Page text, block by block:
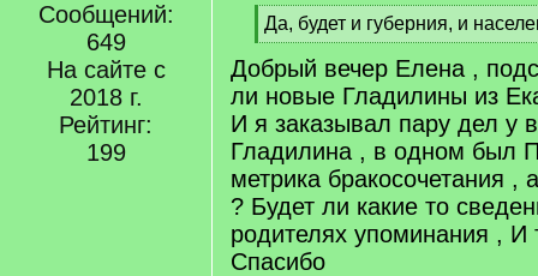
Сообщений:
649
На сайте с
2018 г.
Рейтинг:
199
[
q
]
Да, будет и губерния, и
[
/
q
]
Добрый вечер Елена ,
ли новые Гладилины из
И я заказывал пару дел у
Гладилина , в одном был
метрика бракосочетания ,
? Будет ли какие то
родителях упоминания , И
Спасибо